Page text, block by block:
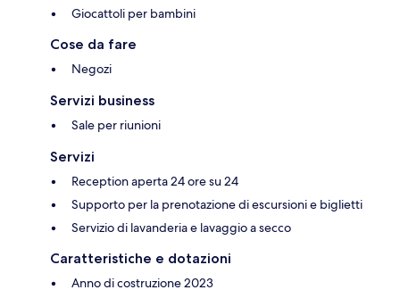
Giocattoli per bambini
Cose da fare
Negozi
Servizi business
Sale per riunioni
Servizi
Reception aperta 24 ore su 24
Supporto per la prenotazione di escursioni e biglietti
Servizio di lavanderia e lavaggio a secco
Caratteristiche e dotazioni
Anno di costruzione 2023